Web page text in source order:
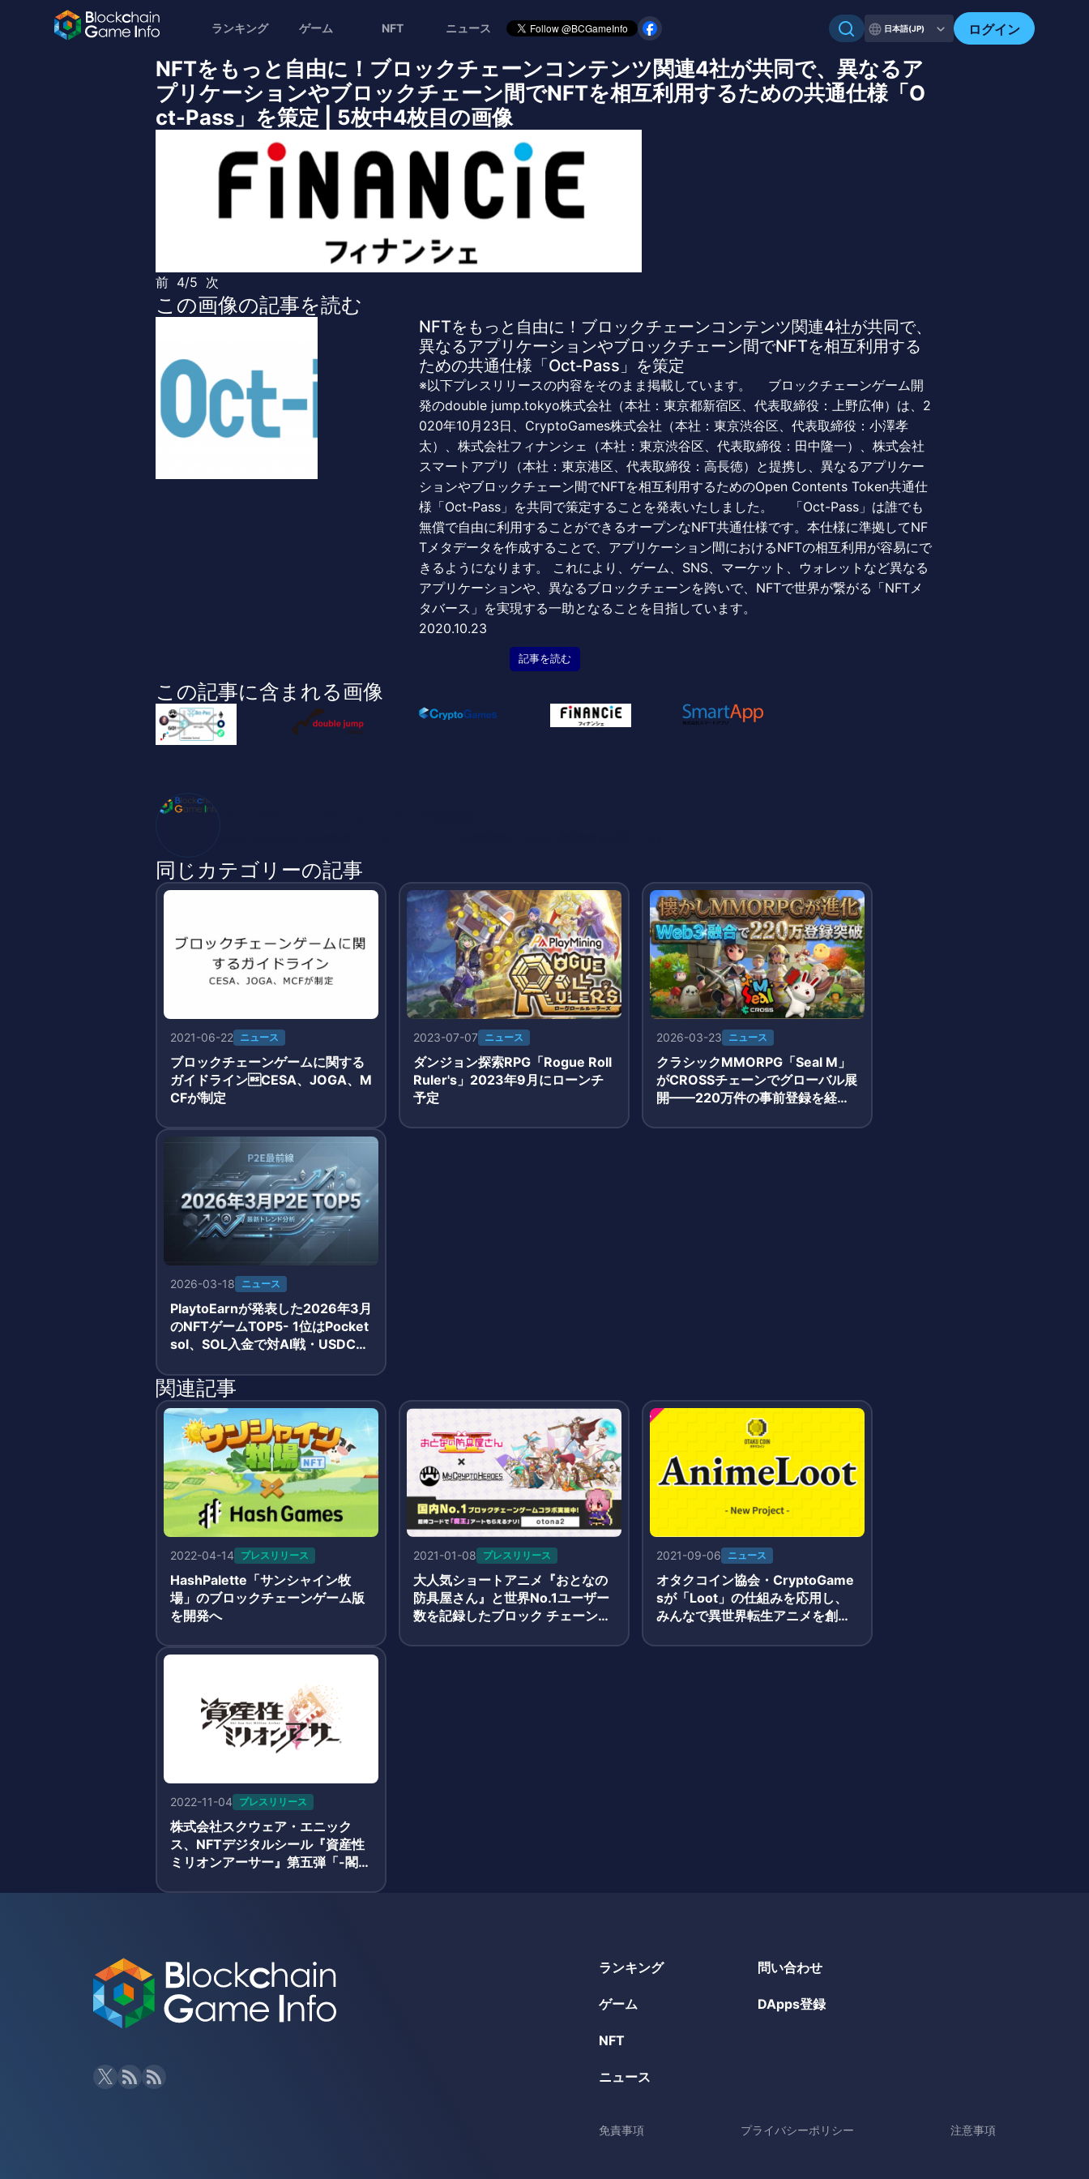
ランキング ゲーム NFT ニュース 日本語(JP) ログイン
NFTをもっと自由に！ブロックチェーンコンテンツ関連4社が共同で、異なるア
プリケーションやブロックチェーン間でNFTを相互利用するための共通仕様「O
ct-Pass」を策定 | 5枚中4枚目の画像
前 4/5 次
この画像の記事を読む
NFTをもっと自由に！ブロックチェーンコンテンツ関連4社が共同で、
異なるアプリケーションやブロックチェーン間でNFTを相互利用する
ための共通仕様「Oct-Pass」を策定
※以下プレスリリースの内容をそのまま掲載しています。 ブロックチェーンゲーム開
発のdouble jump.tokyo株式会社（本社：東京都新宿区、代表取締役：上野広伸）は、2
020年10月23日、CryptoGames株式会社（本社：東京渋谷区、代表取締役：小澤孝
太）、株式会社フィナンシェ（本社：東京渋谷区、代表取締役：田中隆一）、株式会社
スマートアプリ（本社：東京港区、代表取締役：高長徳）と提携し、異なるアプリケー
ションやブロックチェーン間でNFTを相互利用するためのOpen Contents Token共通仕
様「Oct-Pass」を共同で策定することを発表いたしました。 「Oct-Pass」は誰でも
無償で自由に利用することができるオープンなNFT共通仕様です。本仕様に準拠してNF
Tメタデータを作成することで、アプリケーション間におけるNFTの相互利用が容易にで
きるようになります。 これにより、ゲーム、SNS、マーケット、ウォレットなど異なる
アプリケーションや、異なるブロックチェーンを跨いで、NFTで世界が繋がる「NFTメ
タバース」を実現する一助となることを目指しています。
2020.10.23
記事を読む
この記事に含まれる画像
同じカテゴリーの記事
2021-06-22 ニュース
ブロックチェーンゲームに関する
ガイドラインCESA、JOGA、M
CFが制定
2023-07-07 ニュース
ダンジョン探索RPG「Rogue Roll
Ruler's」2023年9月にローンチ
予定
2026-03-23 ニュース
クラシックMMORPG「Seal M」
がCROSSチェーンでグローバル展
開——220万件の事前登録を経て
2026-03-18 ニュース
PlaytoEarnが発表した2026年3月
のNFTゲームTOP5- 1位はPocket
sol、SOL入金で対AI戦・USDC報
関連記事
2022-04-14 プレスリリース
HashPalette「サンシャイン牧
場」のブロックチェーンゲーム版
を開発へ
2021-01-08 プレスリリース
大人気ショートアニメ『おとなの
防具屋さん』と世界No.1ユーザー
数を記録したブロック チェーンゲ
ラボを開始!
2021-09-06 ニュース
オタクコイン協会・CryptoGame
sが「Loot」の仕組みを応用し、
みんなで異世界転生アニメを創作
2022-11-04 プレスリリース
株式会社スクウェア・エニック
ス、NFTデジタルシール『資産性
ミリオンアーサー』第五弾「-閣下
ランキング
ゲーム
NFT
ニュース
問い合わせ
DApps登録
免責事項 プライバシーポリシー 注意事項